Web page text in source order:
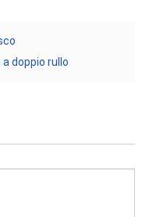
doppio rullo